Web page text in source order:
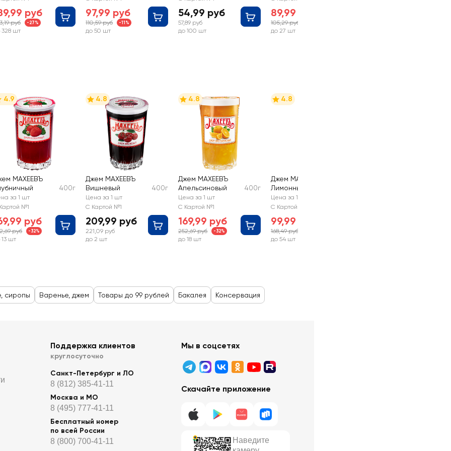
руб
руб -27%
328 шт
97,99 руб
110,59 руб -11%
до 50 шт
54,99 руб
57,89 руб
до 100 шт
89,99 руб
105,29 руб
до 27 шт
4.9
МАХЕЕВЪ
400г
за 1 шт
№1
руб
руб -32%
13 шт
4.8
Джем МАХЕЕВЪ
Вишневый
400г
Цена за 1 шт
С Картой №1
209,99 руб
221,09 руб
до 2 шт
4.8
Джем МАХЕЕВЪ
Апельсиновый
400г
Цена за 1 шт
С Картой №1
169,99 руб
252,69 руб -32%
до 18 шт
4.8
Джем МАХЕЕВЪ
Лимонный
Цена за 1 шт
С Картой №1
99,99 руб
168,49 руб
до 54 шт
сиропы Варенье, джем Товары до 99 рублей Бакалея Консервация
Поддержка клиентов
круглосуточно
Санкт-Петербург и ЛО
8 (812) 385-41-11
Москва и МО
8 (495) 777-41-11
Бесплатный номер
по всей России
8 (800) 700-41-11
Мы в соцсетях
Скачайте приложение
Наведите